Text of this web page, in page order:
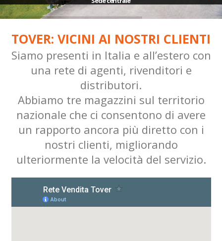
TOVER: VICINI AI NOSTRI CLIENTI
Siamo presenti in Italia e all’estero con
una rete di agenti, rivenditori e
distributori.
Abbiamo tre magazzini sul territorio
nazionale che ci consentono di avere
un rapporto ancora più diretto con i
nostri clienti, migliorando
ulteriormente la velocità del servizio.